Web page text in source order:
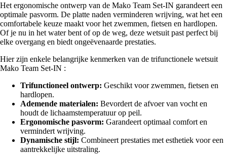
Het ergonomische ontwerp van de Mako Team Set-IN garandeert een
optimale pasvorm. De platte naden verminderen wrijving, wat het een
comfortabele keuze maakt voor het zwemmen, fietsen en hardlopen.
Of je nu in het water bent of op de weg, deze wetsuit past perfect bij
elke overgang en biedt ongeëvenaarde prestaties.
Hier zijn enkele belangrijke kenmerken van de trifunctionele wetsuit
Mako Team Set-IN :
Trifunctioneel ontwerp: Geschikt voor zwemmen, fietsen en
hardlopen.
Ademende materialen: Bevordert de afvoer van vocht en
houdt de lichaamstemperatuur op peil.
Ergonomische pasvorm: Garandeert optimaal comfort en
vermindert wrijving.
Dynamische stijl: Combineert prestaties met esthetiek voor een
aantrekkelijke uitstraling.